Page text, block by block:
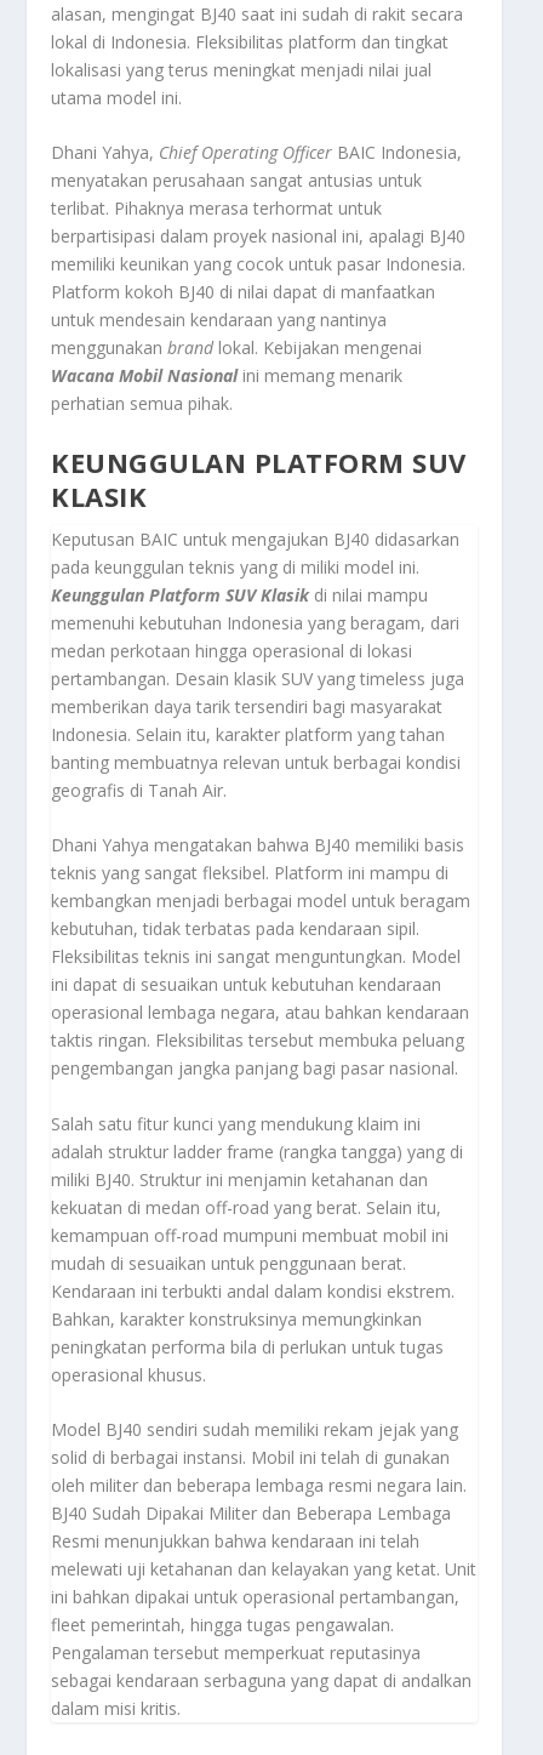
alasan, mengingat BJ40 saat ini sudah di rakit secara
lokal di Indonesia. Fleksibilitas platform dan tingkat
lokalisasi yang terus meningkat menjadi nilai jual
utama model ini.
Dhani Yahya, Chief Operating Officer BAIC Indonesia,
menyatakan perusahaan sangat antusias untuk
terlibat. Pihaknya merasa terhormat untuk
berpartisipasi dalam proyek nasional ini, apalagi BJ40
memiliki keunikan yang cocok untuk pasar Indonesia.
Platform kokoh BJ40 di nilai dapat di manfaatkan
untuk mendesain kendaraan yang nantinya
menggunakanbrandlokal. Kebijakan mengenai
Wacana Mobil Nasionalini memang menarik
perhatian semua pihak.
KEUNGGULAN PLATFORM SUV
KLASIK
Keputusan BAIC untuk mengajukan BJ40 didasarkan
pada keunggulan teknis yang di miliki model ini.
Keunggulan Platform SUV Klasik di nilai mampu
memenuhi kebutuhan Indonesia yang beragam, dari
medan perkotaan hingga operasional di lokasi
pertambangan. Desain klasik SUV yang timeless juga
memberikan daya tarik tersendiri bagi masyarakat
Indonesia. Selain itu, karakter platform yang tahan
banting membuatnya relevan untuk berbagai kondisi
geografis di Tanah Air.
Dhani Yahya mengatakan bahwa BJ40 memiliki basis
teknis yang sangat fleksibel. Platform ini mampu di
kembangkan menjadi berbagai model untuk beragam
kebutuhan, tidak terbatas pada kendaraan sipil.
Fleksibilitas teknis ini sangat menguntungkan. Model
ini dapat di sesuaikan untuk kebutuhan kendaraan
operasional lembaga negara, atau bahkan kendaraan
taktis ringan. Fleksibilitas tersebut membuka peluang
pengembangan jangka panjang bagi pasar nasional.
Salah satu fitur kunci yang mendukung klaim ini
adalah struktur ladder frame (rangka tangga) yang di
miliki BJ40. Struktur ini menjamin ketahanan dan
kekuatan di medan off-road yang berat. Selain itu,
kemampuan off-road mumpuni membuat mobil ini
mudah di sesuaikan untuk penggunaan berat.
Kendaraan ini terbukti andal dalam kondisi ekstrem.
Bahkan, karakter konstruksinya memungkinkan
peningkatan performa bila di perlukan untuk tugas
operasional khusus.
Model BJ40 sendiri sudah memiliki rekam jejak yang
solid di berbagai instansi. Mobil ini telah di gunakan
oleh militer dan beberapa lembaga resmi negara lain.
BJ40 Sudah Dipakai Militer dan Beberapa Lembaga
Resmi menunjukkan bahwa kendaraan ini telah
melewati uji ketahanan dan kelayakan yang ketat. Unit
ini bahkan dipakai untuk operasional pertambangan,
fleet pemerintah, hingga tugas pengawalan.
Pengalaman tersebut memperkuat reputasinya
sebagai kendaraan serbaguna yang dapat di andalkan
dalam misi kritis.